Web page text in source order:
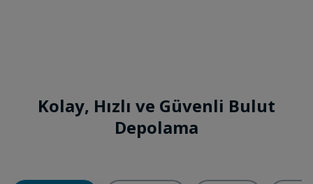
Kolay, Hızlı ve Güvenli Bulut
Depolama